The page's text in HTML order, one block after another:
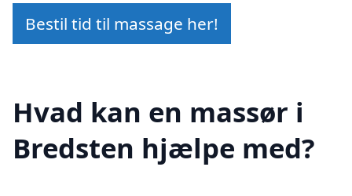
Bestil tid til massage her!
Hvad kan en massør i
Bredsten hjælpe med?